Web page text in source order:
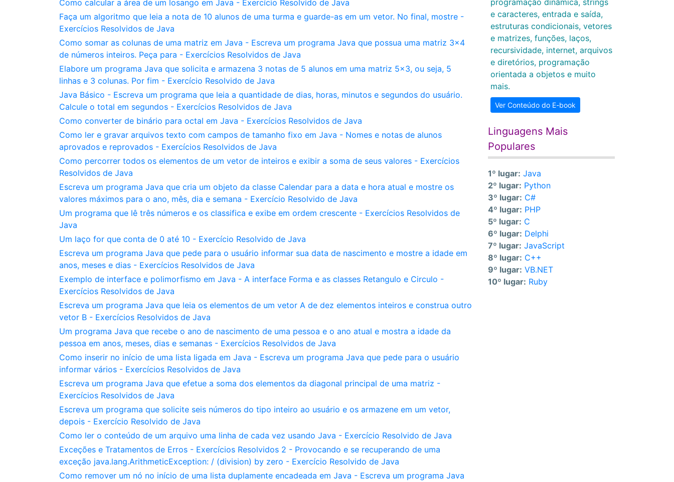
Como calcular a área de um losango em Java - Exercício Resolvido de Java
Faça um algoritmo que leia a nota de 10 alunos de uma turma e guarde-as em um vetor. No final, mostre -
Exercícios Resolvidos de Java
Como somar as colunas de uma matriz em Java - Escreva um programa Java que possua uma matriz 3x4
de números inteiros. Peça para - Exercícios Resolvidos de Java
Elabore um programa Java que solicita e armazena 3 notas de 5 alunos em uma matriz 5x3, ou seja, 5
linhas e 3 colunas. Por fim - Exercício Resolvido de Java
Java Básico - Escreva um programa que leia a quantidade de dias, horas, minutos e segundos do usuário.
Calcule o total em segundos - Exercícios Resolvidos de Java
Como converter de binário para octal em Java - Exercícios Resolvidos de Java
Como ler e gravar arquivos texto com campos de tamanho fixo em Java - Nomes e notas de alunos
aprovados e reprovados - Exercícios Resolvidos de Java
Como percorrer todos os elementos de um vetor de inteiros e exibir a soma de seus valores - Exercícios
Resolvidos de Java
Escreva um programa Java que cria um objeto da classe Calendar para a data e hora atual e mostre os
valores máximos para o ano, mês, dia e semana - Exercício Resolvido de Java
Um programa que lê três números e os classifica e exibe em ordem crescente - Exercícios Resolvidos de
Java
Um laço for que conta de 0 até 10 - Exercício Resolvido de Java
Escreva um programa Java que pede para o usuário informar sua data de nascimento e mostre a idade em
anos, meses e dias - Exercícios Resolvidos de Java
Exemplo de interface e polimorfismo em Java - A interface Forma e as classes Retangulo e Circulo -
Exercícios Resolvidos de Java
Escreva um programa Java que leia os elementos de um vetor A de dez elementos inteiros e construa outro
vetor B - Exercícios Resolvidos de Java
Um programa Java que recebe o ano de nascimento de uma pessoa e o ano atual e mostra a idade da
pessoa em anos, meses, dias e semanas - Exercícios Resolvidos de Java
Como inserir no início de uma lista ligada em Java - Escreva um programa Java que pede para o usuário
informar vários - Exercícios Resolvidos de Java
Escreva um programa Java que efetue a soma dos elementos da diagonal principal de uma matriz -
Exercícios Resolvidos de Java
Escreva um programa que solicite seis números do tipo inteiro ao usuário e os armazene em um vetor,
depois - Exercício Resolvido de Java
Como ler o conteúdo de um arquivo uma linha de cada vez usando Java - Exercício Resolvido de Java
Exceções e Tratamentos de Erros - Exercícios Resolvidos 2 - Provocando e se recuperando de uma
exceção java.lang.ArithmeticException: / (division) by zero - Exercício Resolvido de Java
Como remover um nó no início de uma lista duplamente encadeada em Java - Escreva um programa Java
programação dinâmica, strings
e caracteres, entrada e saída,
estruturas condicionais, vetores
e matrizes, funções, laços,
recursividade, internet, arquivos
e diretórios, programação
orientada a objetos e muito
mais.
Ver Conteúdo do E-book
Linguagens Mais
Populares
1º lugar: Java
2º lugar: Python
3º lugar: C#
4º lugar: PHP
5º lugar: C
6º lugar: Delphi
7º lugar: JavaScript
8º lugar: C++
9º lugar: VB.NET
10º lugar: Ruby